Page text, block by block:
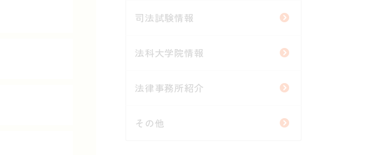
司法試験情報
法科大学院情報
法律事務所紹介
その他